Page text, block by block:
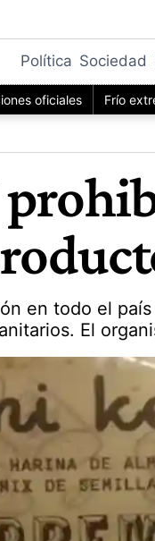
Política Sociedad
oficiales Frío
en todo el
El